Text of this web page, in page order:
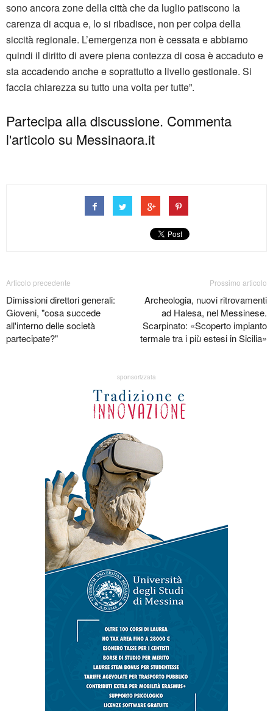
sono ancora zone della città che da luglio patiscono la
carenza di acqua e, lo si ribadisce, non per colpa della
siccità regionale. L’emergenza non è cessata e abbiamo
quindi il diritto di avere piena contezza di cosa è accaduto e
sta accadendo anche e soprattutto a livello gestionale. Si
faccia chiarezza su tutto una volta per tutte”.
Partecipa alla discussione. Commenta
l'articolo su Messinaora.it
Articolo precedente
Dimissioni direttori generali:
Gioveni, "cosa succede
all'interno delle società
partecipate?"
Prossimo articolo
Archeologia, nuovi ritrovamenti
ad Halesa, nel Messinese.
Scarpinato: «Scoperto impianto
termale tra i più estesi in Sicilia»
sponsorizzata